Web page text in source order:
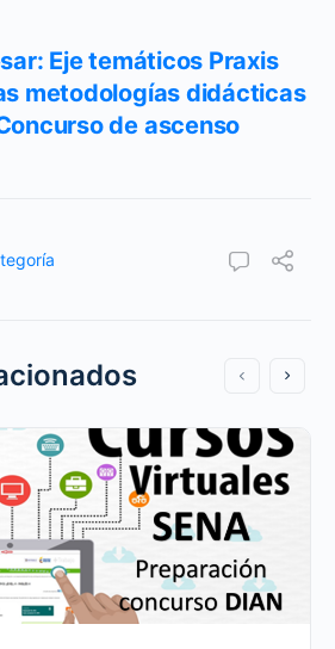
Eje temáticos Praxis
metodologías didácticas
de ascenso